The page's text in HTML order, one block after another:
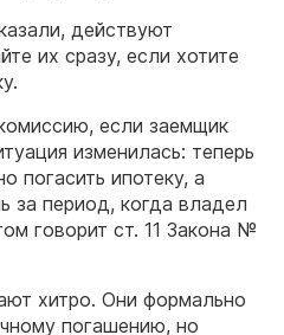
действуют
их сразу, если хотите
если заемщик
изменилась: теперь
погасить ипотеку, а
за период, когда владел
говорит ст. 11 Закона №
хитро. Они формально
погашению, но